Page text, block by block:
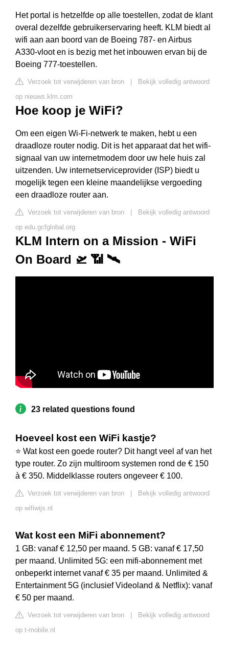
Het portal is hetzelfde op alle toestellen, zodat de klant
overal dezelfde gebruikerservaring heeft. KLM biedt al
wifi aan aan boord van de Boeing 787- en Airbus
A330-vloot en is bezig met het inbouwen ervan bij de
Boeing 777-toestellen.
Verzoek tot verwijderen van bron
Bekijk volledig antwoord
op nieuws.klm.com
Hoe koop je WiFi?
Om een eigen Wi-Fi-netwerk te maken, hebt u een
draadloze router nodig. Dit is het apparaat dat het wifi-
signaal van uw internetmodem door uw hele huis zal
uitzenden. Uw internetserviceprovider (ISP) biedt u
mogelijk tegen een kleine maandelijkse vergoeding
een draadloze router aan.
Verzoek tot verwijderen van bron
Bekijk volledig antwoord
op edu.gcfglobal.org
KLM Intern on a Mission - WiFi
On Board 🛫 📶 🛰️
23 related questions found
Hoeveel kost een WiFi kastje?
⭐ Wat kost een goede router? Dit hangt veel af van het
type router. Zo zijn multiroom systemen rond de € 150
à € 350. Middelklasse routers ongeveer € 100.
Verzoek tot verwijderen van bron
Bekijk volledig antwoord
op wifiwijs.nl
Wat kost een MiFi abonnement?
1 GB: vanaf € 12,50 per maand. 5 GB: vanaf € 17,50
per maand. Unlimited 5G: een mifi-abonnement met
onbeperkt internet vanaf € 35 per maand. Unlimited &
Entertainment 5G (inclusief Videoland & Netflix): vanaf
€ 50 per maand.
Verzoek tot verwijderen van bron
Bekijk volledig antwoord
op t-mobile.nl